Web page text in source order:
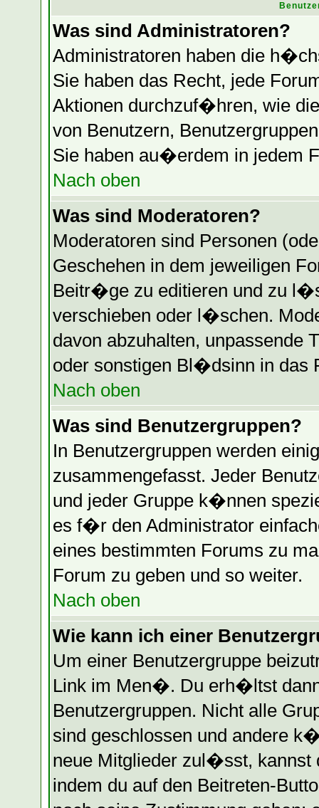
Was sind Administratoren?
Administratoren haben die
Sie haben das Recht, jede
Aktionen durchzuf�hren, wie
von Benutzern,
Sie haben au�erdem in jedem
Nach oben
Was sind Moderatoren?
Moderatoren sind Personen
Geschehen in dem jeweiligen
Beitr�ge zu editieren und zu
verschieben oder l�schen.
davon abzuhalten, unpassende
oder sonstigen Bl�dsinn in das
Nach oben
Was sind Benutzergruppen?
In Benutzergruppen werden
zusammengefasst. Jeder
und jeder Gruppe k�nnen
es f�r den Administrator
eines bestimmten Forums zu
Forum zu geben und so weiter.
Nach oben
Wie kann ich einer
Um einer Benutzergruppe
Link im Men�. Du erh�ltst
Benutzergruppen. Nicht alle
sind geschlossen und andere
neue Mitglieder zul�sst, kannst
indem du auf den Beitreten-